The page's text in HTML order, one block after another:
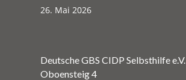
26. Mai 2026
Deutsche GBS CIDP Selbsthilfe e.V.
Oboensteig 4